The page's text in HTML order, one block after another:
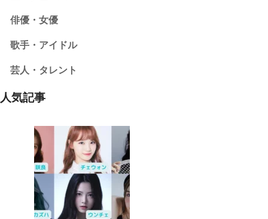
俳優・女優
歌手・アイドル
芸人・タレント
人気記事